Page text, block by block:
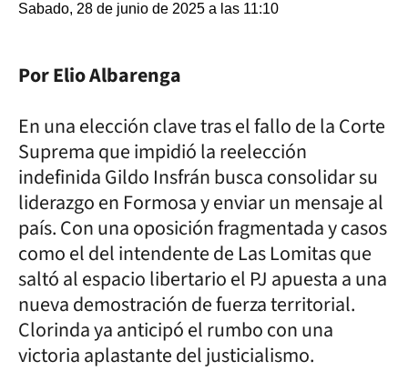
Sabado, 28 de junio de 2025 a las 11:10
Por Elio Albarenga
En una elección clave tras el fallo de la Corte
Suprema que impidió la reelección
indefinida Gildo Insfrán busca consolidar su
liderazgo en Formosa y enviar un mensaje al
país. Con una oposición fragmentada y casos
como el del intendente de Las Lomitas que
saltó al espacio libertario el PJ apuesta a una
nueva demostración de fuerza territorial.
Clorinda ya anticipó el rumbo con una
victoria aplastante del justicialismo.